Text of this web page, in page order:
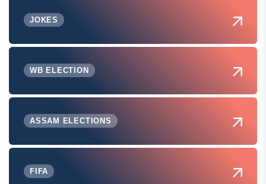
JOKES
WB ELECTION
ASSAM ELECTIONS
FIFA